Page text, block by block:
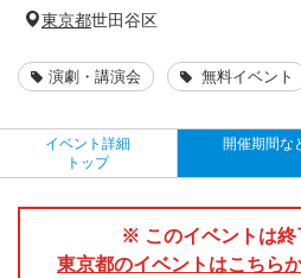
東京都世田谷区
演劇・講演会 無料イベント
イベント詳細
トップ
開催期間な
※ このイベントは終
東京都のイベントはこちら